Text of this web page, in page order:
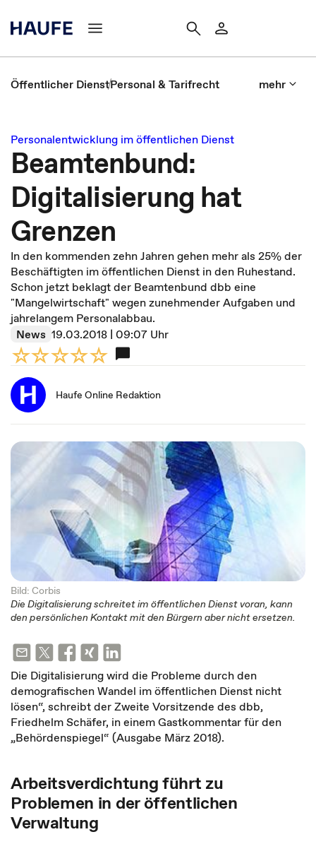
Öffentlicher DienstPersonal & Tarifrecht mehr
Personalentwicklung im öffentlichen Dienst
Beamtenbund:
Digitalisierung hat
Grenzen
In den kommenden zehn Jahren gehen mehr als 25% der
Beschäftigten im öffentlichen Dienst in den Ruhestand.
Schon jetzt beklagt der Beamtenbund dbb eine
"Mangelwirtschaft" wegen zunehmender Aufgaben und
jahrelangem Personalabbau.
News 19.03.2018 | 09:07 Uhr
Haufe Online Redaktion
Bild: Corbis
Die Digitalisierung schreitet im öffentlichen Dienst voran, kann
den persönlichen Kontakt mit den Bürgern aber nicht ersetzen.
Die Digitalisierung wird die Probleme durch den
demografischen Wandel im öffentlichen Dienst nicht
lösen“, schreibt der Zweite Vorsitzende des dbb,
Friedhelm Schäfer, in einem Gastkommentar für den
„Behördenspiegel“ (Ausgabe März 2018).
Arbeitsverdichtung führt zu
Problemen in der öffentlichen
Verwaltung